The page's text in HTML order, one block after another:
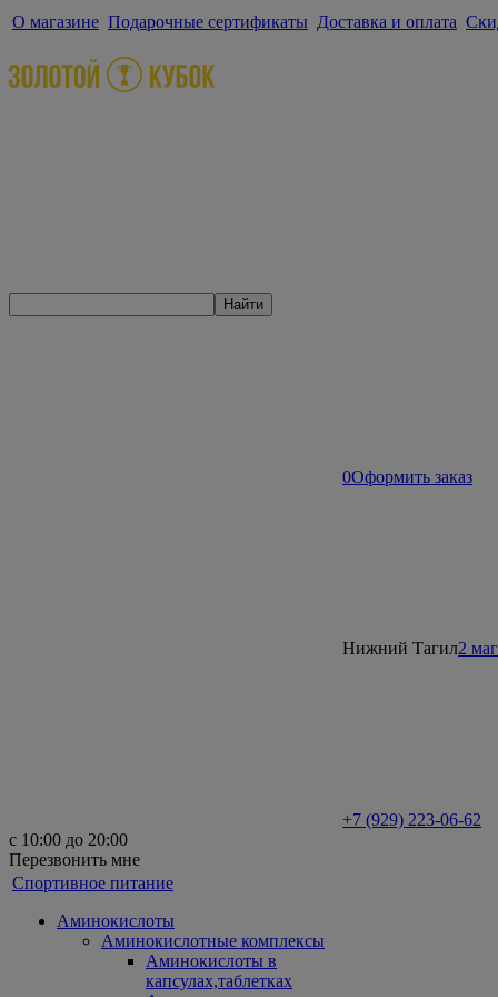
О магазине Подарочные сертификаты Доставка и оплата
Найти
0Оформить заказ
Нижний Тагил2
+7 (929) 223-06-62
с 10:00 до 20:00
Перезвонить мне
Спортивное питание
Аминокислоты
Аминокислотные комплексы
Аминокислоты в
капсулах,таблетках